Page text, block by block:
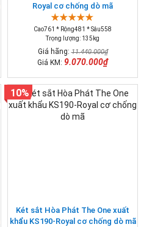
Royal cơ chống dò mã
Cao761 * Rộng481 * Sâu558
Trọng lượng: 135kg
Giá hãng:11.440.000₫
Giá KM: 9.070.000₫
Két sắt Hòa Phát The One xuất
khẩu KS190-Royal cơ chống dò mã
10%